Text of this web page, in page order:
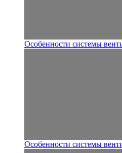
Особенности системы
Особенности системы